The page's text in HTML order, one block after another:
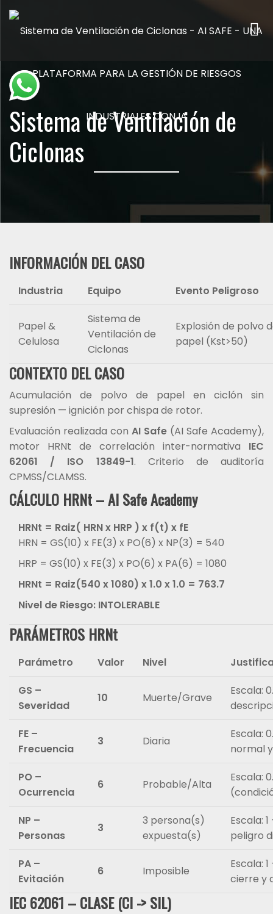
Sistema de Ventilación de
Ciclonas
INFORMACIÓN DEL CASO
Industria Equipo Evento Peligroso
Papel &
Celulosa
Sistema de
Ventilación de
Ciclonas
Explosión de polvo
papel (Kst>50)
CONTEXTO DEL CASO
Acumulación de polvo de papel en ciclón sin
supresión — ignición por chispa de rotor.
Evaluación realizada con AI Safe (AI Safe Academy),
motor HRNt de correlación inter-normativa IEC
62061 / ISO 13849-1. Criterio de auditoría
CPMSS/CLAMSS.
CÁLCULO HRNt – AI Safe Academy
HRNt = Raiz( HRN x HRP ) x f(t) x fE
HRN = GS(10) x FE(3) x PO(6) x NP(3) = 540
HRP = GS(10) x FE(3) x PO(6) x PA(6) = 1080
HRNt = Raiz(540 x 1080) x 1.0 x 1.0 = 763.7
Nivel de Riesgo: INTOLERABLE
PARÁMETROS HRNt
Parámetro Valor Nivel
GS –
Severidad
10 Muerte/Grave
Escala:
FE –
Frecuencia
3 Diaria
Escala:
normal
PO –
Ocurrencia
6 Probable/Alta
Escala:
NP –
Personas
3
3 persona(s)
expuesta(s)
Escala:
peligro
PA –
Evitación
6 Imposible
Escala:
cierre y
IEC 62061 – CLASE (Cl -> SIL)